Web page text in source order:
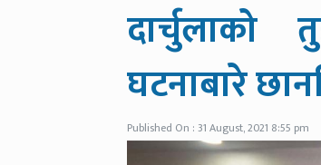
घटनाबारे
Published On : 31 August, 2021 8:55 pm